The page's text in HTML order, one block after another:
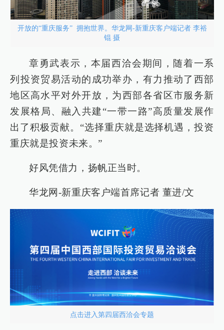
开放的“重庆服务” 拥抱世界。华龙网-新重庆客户端记者 李裕
锟 摄
章勇武表示，本届西洽会期间，随着一系
列投资贸易活动的成功举办，有力推动了西部
地区高水平对外开放，为西部各省区市服务新
发展格局、融入共建“一带一路”高质量发展作
出了积极贡献。“选择重庆就是选择机遇，投资
重庆就是投资未来。”
好风凭借力，扬帆正当时。
华龙网-新重庆客户端首席记者 董进/文
点击进入第四届西洽会专题